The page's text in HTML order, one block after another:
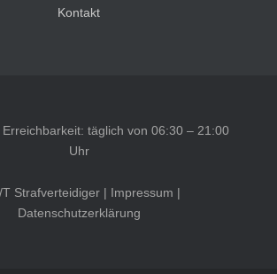
Kontakt
Erreichbarkeit: täglich von 06:30 – 21:00
Uhr
Strafverteidiger | Impressum |
Datenschutzerklärung